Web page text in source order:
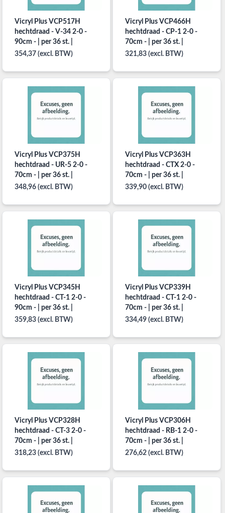
Vicryl Plus VCP517H
hechtdraad - V-34 2-0 -
90cm - | per 36 st. |
354,37 (excl. BTW)
Vicryl Plus VCP466H
hechtdraad - CP-1 2-0 -
70cm - | per 36 st. |
321,83 (excl. BTW)
Vicryl Plus VCP375H
hechtdraad - UR-5 2-0 -
70cm - | per 36 st. |
348,96 (excl. BTW)
Vicryl Plus VCP363H
hechtdraad - CTX 2-0 -
70cm - | per 36 st. |
339,90 (excl. BTW)
Vicryl Plus VCP345H
hechtdraad - CT-1 2-0 -
90cm - | per 36 st. |
359,83 (excl. BTW)
Vicryl Plus VCP339H
hechtdraad - CT-1 2-0 -
70cm - | per 36 st. |
334,49 (excl. BTW)
Vicryl Plus VCP328H
hechtdraad - CT-3 2-0 -
70cm - | per 36 st. |
318,23 (excl. BTW)
Vicryl Plus VCP306H
hechtdraad - RB-1 2-0 -
70cm - | per 36 st. |
276,62 (excl. BTW)